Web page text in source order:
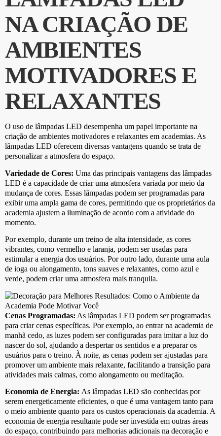
NA CRIAÇÃO DE
AMBIENTES
MOTIVADORES E
RELAXANTES
O uso de lâmpadas LED desempenha um papel importante na
criação de ambientes motivadores e relaxantes em academias. As
lâmpadas LED oferecem diversas vantagens quando se trata de
personalizar a atmosfera do espaço.
Variedade de Cores: Uma das principais vantagens das lâmpadas
LED é a capacidade de criar uma atmosfera variada por meio da
mudança de cores. Essas lâmpadas podem ser programadas para
exibir uma ampla gama de cores, permitindo que os proprietários da
academia ajustem a iluminação de acordo com a atividade do
momento.
Por exemplo, durante um treino de alta intensidade, as cores
vibrantes, como vermelho e laranja, podem ser usadas para
estimular a energia dos usuários. Por outro lado, durante uma aula
de ioga ou alongamento, tons suaves e relaxantes, como azul e
verde, podem criar uma atmosfera mais tranquila.
Cenas Programadas: As lâmpadas LED podem ser programadas
para criar cenas específicas. Por exemplo, ao entrar na academia de
manhã cedo, as luzes podem ser configuradas para imitar a luz do
nascer do sol, ajudando a despertar os sentidos e a preparar os
usuários para o treino. À noite, as cenas podem ser ajustadas para
promover um ambiente mais relaxante, facilitando a transição para
atividades mais calmas, como alongamento ou meditação.
Economia de Energia: As lâmpadas LED são conhecidas por
serem energeticamente eficientes, o que é uma vantagem tanto para
o meio ambiente quanto para os custos operacionais da academia. A
economia de energia resultante pode ser investida em outras áreas
do espaço, contribuindo para melhorias adicionais na decoração e